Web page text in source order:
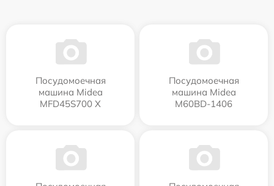
Посудомоечная
машина Midea
MFD45S700 X
Посудомоечная
машина Midea
M60BD-1406